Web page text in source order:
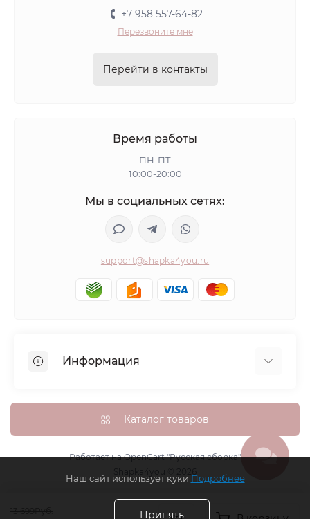
+7 958 557-64-82
Перезвоните мне
Перейти в контакты
Время работы
ПН-ПТ
10:00-20:00
Мы в социальных сетях:
support@shapka4you.ru
Информация
Доставка, оплата и бонусные баллы
Гарантия возврата
Политика конфиденциальности
Контакты
Каталог товаров
Работает наOpenCart "Русская сборка"
Наш сайт использует куки Подробнее
Принять